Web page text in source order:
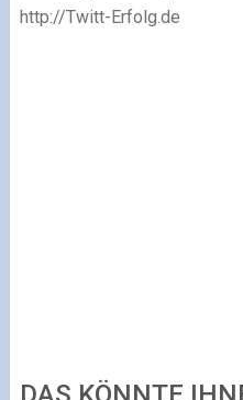
http://Twitt-Erfolg.de